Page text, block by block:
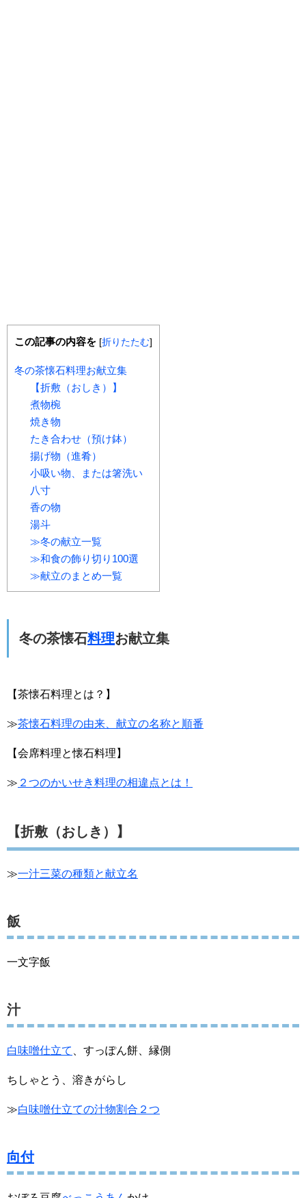
この記事の内容を [折りたたむ]
冬の茶懐石料理お献立集
【折敷（おしき）】
煮物椀
焼き物
たき合わせ（預け鉢）
揚げ物（進肴）
小吸い物、または箸洗い
八寸
香の物
湯斗
≫冬の献立一覧
≫和食の飾り切り100選
≫献立のまとめ一覧
冬の茶懐石料理お献立集
【茶懐石料理とは？】
≫茶懐石料理の由来、献立の名称と順番
【会席料理と懐石料理】
≫ ２つのかいせき料理の相違点とは！
【折敷（おしき）】
≫一汁三菜の種類と献立名
飯
一文字飯
汁
白味噌仕立て 、すっぽん餅、縁側
ちしゃとう、溶きがらし
≫白味噌仕立ての汁物割合２つ
向付